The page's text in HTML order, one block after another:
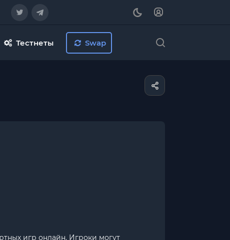
Тестнеты Swap
игр онлайн. Игроки могут